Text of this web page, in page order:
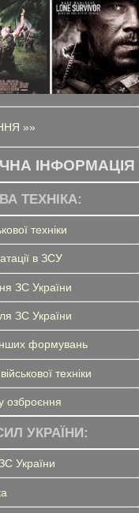
»»
ІНФОРМАЦІЯ
ТЕХНІКА:
техніки
в ЗСУ
ЗС України
ЗС України
формувань
техніки
озброєння
УКРАЇНИ:
України